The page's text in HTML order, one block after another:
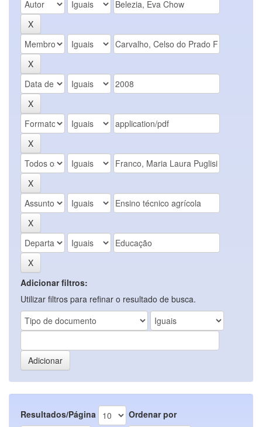
Adicionar filtros:
Utilizar filtros para refinar o resultado de busca.
Resultados/Página Ordenar por